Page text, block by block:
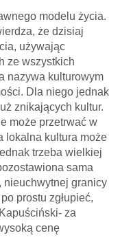
modelu życia.
że dzisiaj
używając
ze wszystkich
nazywa kulturowym
Dla niego jednak
znikających kultur.
może przetrwać w
lokalna kultura może
trzeba wielkiej
sama
nieuchwytnej granicy
prostu zgłupieć,
za
cenę